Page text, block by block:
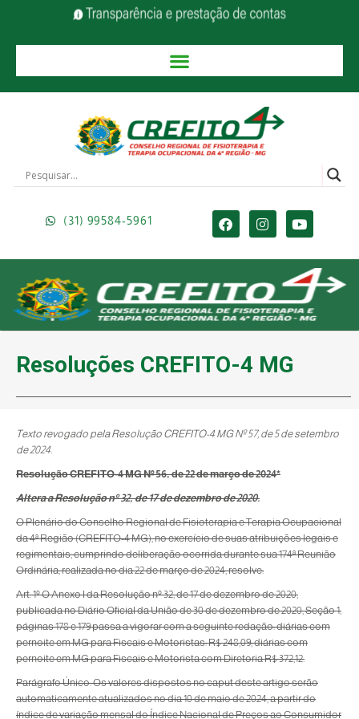
(31) 99584-5961
Resoluções CREFITO-4 MG
Texto revogado pela Resolução CREFITO-4 MG Nº 57, de 5 de setembro
de 2024.
Resolução CREFITO-4 MG Nº 56, de 22 de março de 2024*
Altera a Resolução nº 32, de 17 de dezembro de 2020.
O Plenário do Conselho Regional de Fisioterapia e Terapia Ocupacional
da 4ª Região (CREFITO-4 MG), no exercício de suas atribuições legais e
regimentais, cumprindo deliberação ocorrida durante sua 174ª Reunião
Ordinária, realizada no dia 22 de março de 2024, resolve:
Art. 1º O Anexo I da Resolução nº 32, de 17 de dezembro de 2020,
publicada no Diário Oficial da União de 30 de dezembro de 2020, Seção 1,
páginas 178 e 179 passa a vigorar com a seguinte redação: diárias com
pernoite em MG para Fiscais e Motoristas: R$ 248,09; diárias com
pernoite em MG para Fiscais e Motorista com Diretoria R$ 372,12.
Parágrafo Único. Os valores dispostos no caput deste artigo serão
automaticamente atualizados no dia 10 de maio de 2024, a partir do
índice de variação mensal do Índice Nacional de Preços ao Consumidor